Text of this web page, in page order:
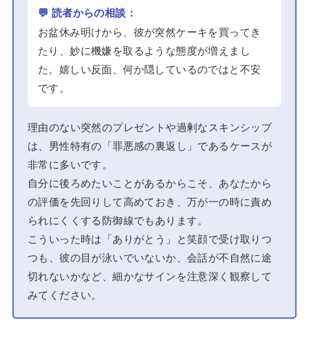
💬 読者からの相談：
お盆休み明けから、彼が突然ケーキを買ってき
たり、妙に機嫌を取るような態度が増えまし
た。嬉しい反面、何か隠しているのではと不安
です。
理由のない突然のプレゼントや過剰なスキンシップ
は、男性特有の「罪悪感の裏返し」であるケースが
非常に多いです。
自分に後ろめたいことがあるからこそ、あなたから
の評価を先回りして高めておき、万が一の時に責め
られにくくする防御線でもあります。
こういった時は「ありがとう」と笑顔で受け取りつ
つも、彼の目が泳いでいないか、会話が不自然に途
切れないかなど、細かなサインを注意深く観察して
みてください。